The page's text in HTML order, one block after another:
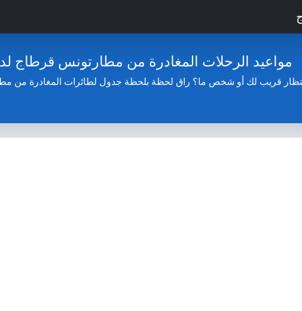
مواعيد الرحلات المغادرة من مطارتونس قرطاج
قريب لك أو شخص ما؟ راق لحظة بلحظة جدول لطائرات المغادرة من